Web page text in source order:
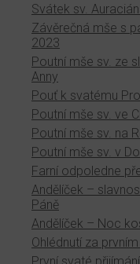
Svátek sv.
Závěrečná mše s
2023
Poutní mše sv. ze
Anny
Pouť k svatému
Poutní mše sv. ve
Poutní mše sv. na
Poutní mše sv. v
Farní odpoledne
Andělíček –
Páně
Andělíček – Noc
Ohlédnutí za